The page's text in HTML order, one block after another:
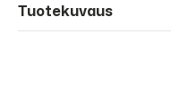
Tuotekuvaus